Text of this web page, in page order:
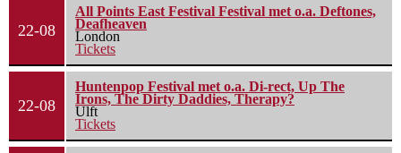
22-08
All Points East Festival Festival met o.a. Deftones,
Deafheaven
London
Tickets
22-08
Huntenpop Festival met o.a. Di-rect, Up The
Irons, The Dirty Daddies, Therapy?
Ulft
Tickets